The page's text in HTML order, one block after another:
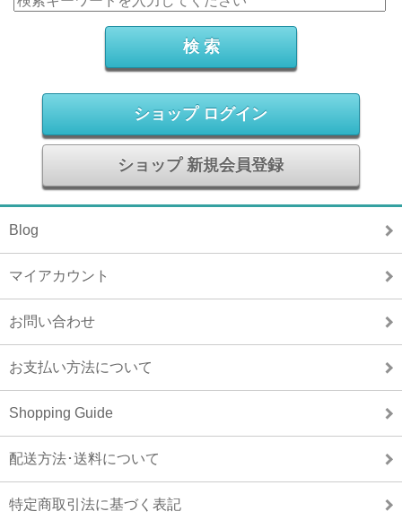
ショップ ログイン
ショップ 新規会員登録
Blog
マイアカウント
お問い合わせ
お支払い方法について
Shopping Guide
配送方法･送料について
特定商取引法に基づく表記